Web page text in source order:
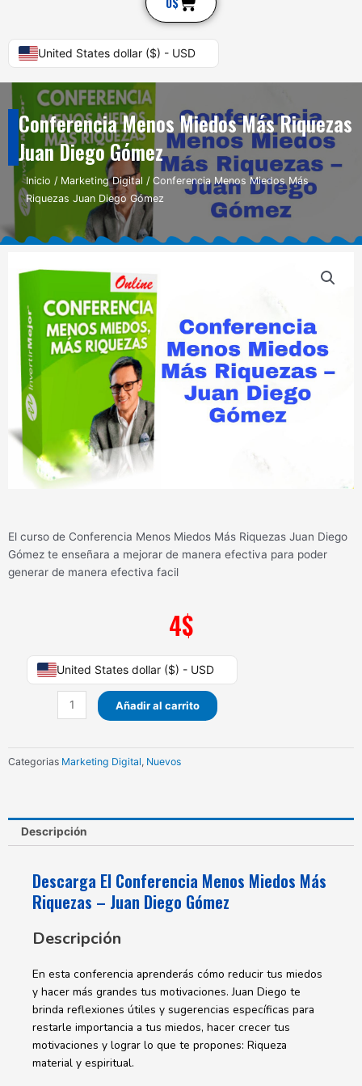
United States dollar ($) - USD
Conferencia Menos Miedos Más Riquezas
Juan Diego Gómez
Inicio / Marketing Digital / Conferencia Menos Miedos Más
Riquezas Juan Diego Gómez
El curso de Conferencia Menos Miedos Más Riquezas Juan Diego
Gómez te enseñara a mejorar de manera efectiva para poder
generar de manera efectiva facil
4$
United States dollar ($) - USD
Conferencia
Menos
Juan
Diego
Añadir al carrito
Categorias Marketing Digital, Nuevos
Descripción
Descarga El Conferencia Menos Miedos Más
Riquezas – Juan Diego Gómez
Descripción
En esta conferencia aprenderás cómo reducir tus miedos
y hacer más grandes tus motivaciones. Juan Diego te
brinda reflexiones útiles y sugerencias específicas para
restarle importancia a tus miedos, hacer crecer tus
motivaciones y lograr lo que te propones: Riqueza
material y espiritual.